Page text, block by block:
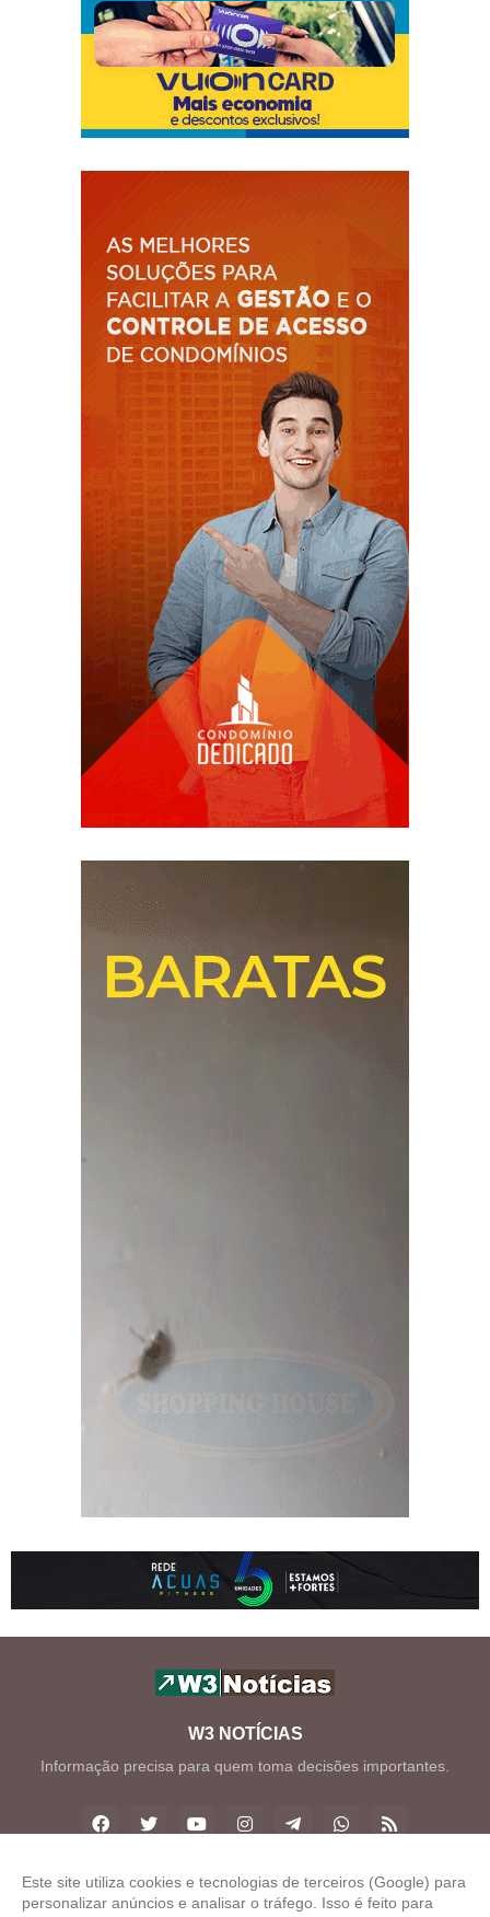
W3 NOTÍCIAS
Informação precisa para quem toma decisões importantes.
Copyright ©2026W3 Notícias
Este site utiliza cookies e tecnologias de terceiros (Google) para
personalizar anúncios e analisar o tráfego. Isso é feito para